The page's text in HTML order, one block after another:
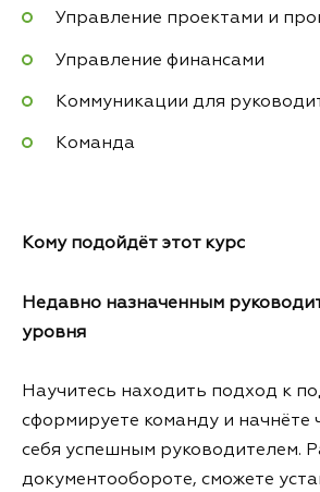
Управление проектами и
Управление финансами
Коммуникации для
Команда
Кому подойдёт этот курс
Недавно назначенным
уровня
Научитесь находить подход к
сформируете команду и начнёте
себя успешным руководителем.
документообороте, сможете